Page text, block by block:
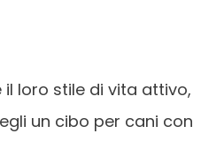
loro stile di vita attivo,
un cibo per cani con